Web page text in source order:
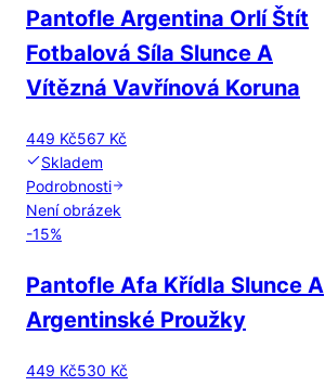
Pantofle Argentina Orlí Štít
Fotbalová Síla Slunce A
Vítězná Vavřínová Koruna
449 Kč567 Kč
Skladem
Podrobnosti
Není obrázek
-15%
Pantofle Afa Křídla Slunce A
Argentinské Proužky
449 Kč530 Kč